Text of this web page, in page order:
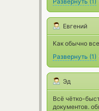
Евгений
Как обычно
Развернуть (1)
Эд
Всё чётко-
документов.